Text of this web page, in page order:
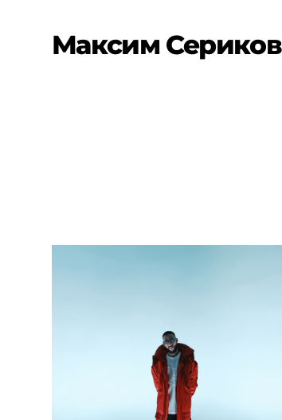
Максим Сериков